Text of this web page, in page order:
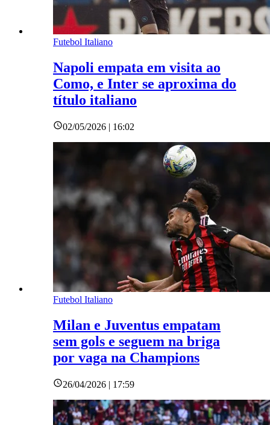
Futebol Italiano
Napoli empata em visita ao
Como, e Inter se aproxima do
título italiano
02/05/2026 | 16:02
Futebol Italiano
Milan e Juventus empatam
sem gols e seguem na briga
por vaga na Champions
26/04/2026 | 17:59